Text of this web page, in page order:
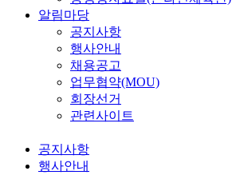
알림마당
공지사항
행사안내
채용공고
업무협약(MOU)
회장선거
관련사이트
공지사항
행사안내